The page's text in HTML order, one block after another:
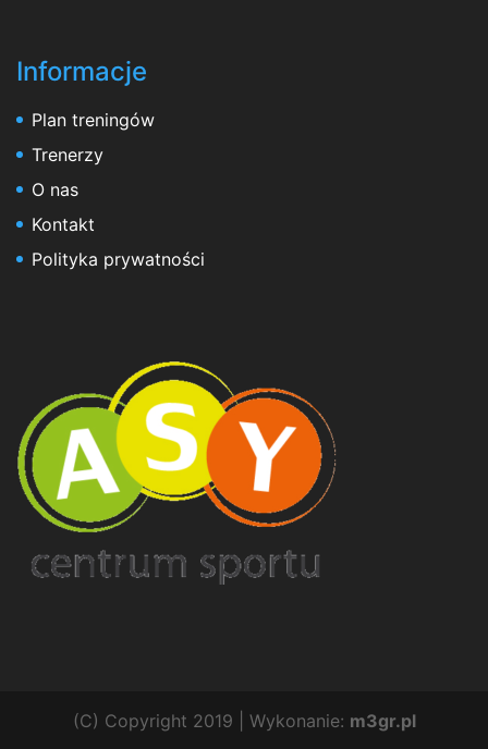
Informacje
Plan treningów
Trenerzy
O nas
Kontakt
Polityka prywatności
(C) Copyright 2019 | Wykonanie: m3gr.pl